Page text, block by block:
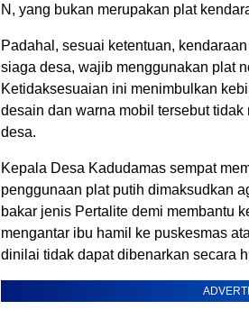
N, yang bukan merupakan plat
Padahal, sesuai ketentuan,
siaga desa, wajib menggunakan plat
Ketidaksesuaian ini menimbulkan
desain dan warna mobil tersebut
desa.
Kepala Desa Kadudamas sempat
penggunaan plat putih dimaksudkan
bakar jenis Pertalite demi membantu
mengantar ibu hamil ke puskesmas
dinilai tidak dapat dibenarkan secara